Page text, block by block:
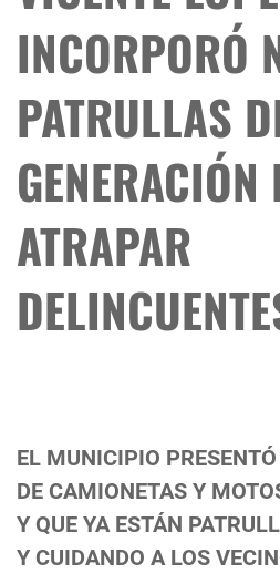
INCORPORÓ
PATRULLAS
GENERACIÓN
ATRAPAR
EL MUNICIPIO
DE CAMIONETAS Y
Y QUE YA ESTÁN
Y CUIDANDO A LOS